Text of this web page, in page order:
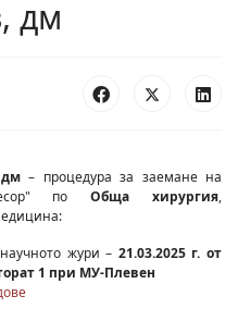
дм
– процедура за заемане на
поОбща хирургия,
жури – 21.03.2025 г. от
1 при МУ-Плевен